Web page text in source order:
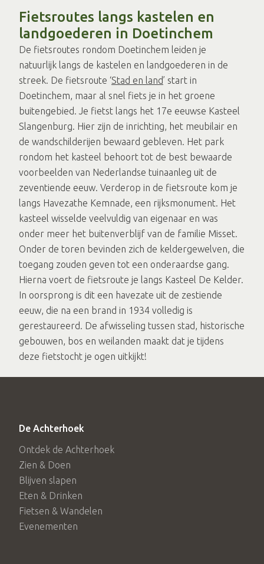
Fietsroutes langs kastelen en
landgoederen in Doetinchem
De fietsroutes rondom Doetinchem leiden je
natuurlijk langs de kastelen en landgoederen in de
streek. De fietsroute ‘Stad en land’ start in
Doetinchem, maar al snel fiets je in het groene
buitengebied. Je fietst langs het 17e eeuwse Kasteel
Slangenburg. Hier zijn de inrichting, het meubilair en
de wandschilderijen bewaard gebleven. Het park
rondom het kasteel behoort tot de best bewaarde
voorbeelden van Nederlandse tuinaanleg uit de
zeventiende eeuw. Verderop in de fietsroute kom je
langs Havezathe Kemnade, een rijksmonument. Het
kasteel wisselde veelvuldig van eigenaar en was
onder meer het buitenverblijf van de familie Misset.
Onder de toren bevinden zich de keldergewelven, die
toegang zouden geven tot een onderaardse gang.
Hierna voert de fietsroute je langs Kasteel De Kelder.
In oorsprong is dit een havezate uit de zestiende
eeuw, die na een brand in 1934 volledig is
gerestaureerd. De afwisseling tussen stad, historische
gebouwen, bos en weilanden maakt dat je tijdens
deze fietstocht je ogen uitkijkt!
De Achterhoek
Ontdek de Achterhoek
Zien & Doen
Blijven slapen
Eten & Drinken
Fietsen & Wandelen
Evenementen